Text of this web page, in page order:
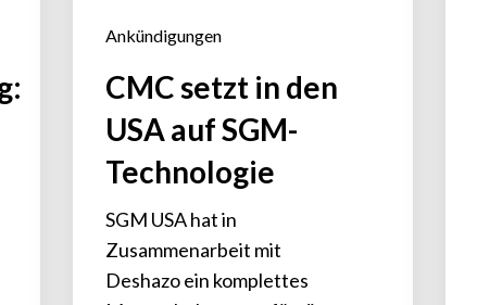
Ankündigungen
CMC setzt in den
USA auf SGM-
Technologie
SGM USA hat in
Zusammenarbeit mit
Deshazo ein komplettes